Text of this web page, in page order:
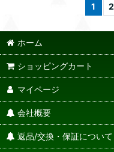
1 2
ホーム
ショッピングカート
マイページ
会社概要
返品/交換・保証について